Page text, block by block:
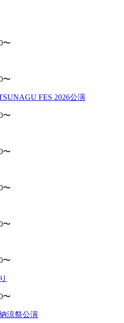
〜
〜
FES 2026公演
〜
〜
〜
〜
〜
〜
涼祭公演